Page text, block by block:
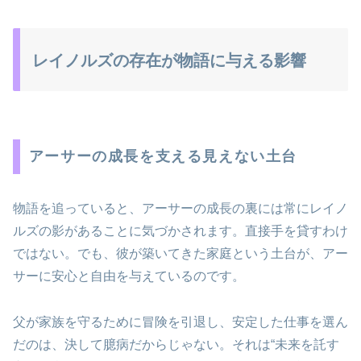
レイノルズの存在が物語に与える影響
アーサーの成長を支える見えない土台
物語を追っていると、アーサーの成長の裏には常にレイノ
ルズの影があることに気づかされます。直接手を貸すわけ
ではない。でも、彼が築いてきた家庭という土台が、アー
サーに安心と自由を与えているのです。
父が家族を守るために冒険を引退し、安定した仕事を選ん
だのは、決して臆病だからじゃない。それは“未来を託す